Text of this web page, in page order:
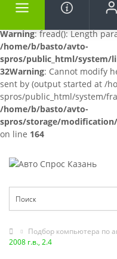
Warning: fread(): Length
/home/b/basto/avto-
spros/public_html/system/
32Warning: Cannot modify
sent by (output started at /
spros/public_html/system/
/home/b/basto/avto-
spros/storage/
on line 164
Подбор компьютера по
2008 г.в., 2.4